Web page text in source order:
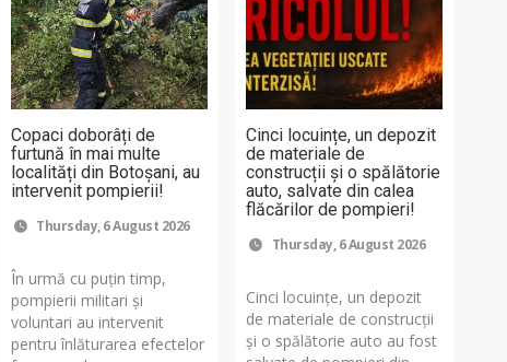
Copaci doborâți de
furtună în mai multe
localități din Botoșani, au
intervenit pompierii!
Thursday, 6 August 2026
În urmă cu puțin timp,
pompierii militari și
voluntari au intervenit
pentru înlăturarea efectelor
Cinci locuințe, un depozit
de materiale de
construcții și o spălătorie
auto, salvate din calea
flăcărilor de pompieri!
Thursday, 6 August 2026
Cinci locuințe, un depozit
de materiale de construcții
și o spălătorie auto au fost